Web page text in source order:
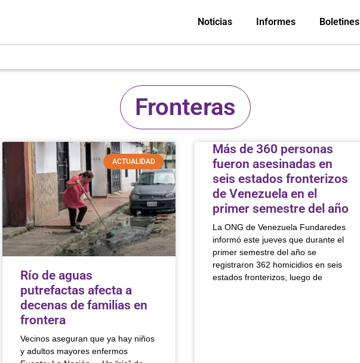
Noticias Informes Boletines
Fronteras
ACTUALIDAD
Río de aguas
putrefactas afecta a
decenas de familias en
frontera
Vecinos aseguran que ya hay niños
y adultos mayores enfermos
Más de 360 personas
fueron asesinadas en
seis estados fronterizos
de Venezuela en el
primer semestre del año
La ONG de Venezuela Fundaredes
informó este jueves que durante el
primer semestre del año se
registraron 362 homicidios en seis
estados fronterizos, luego de